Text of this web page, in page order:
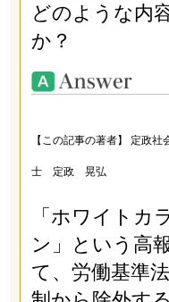
どのような内
か？
【この記事の著者】 定政
士 定政 晃弘
「ホワイトカ
ン」という高
て、労働基準